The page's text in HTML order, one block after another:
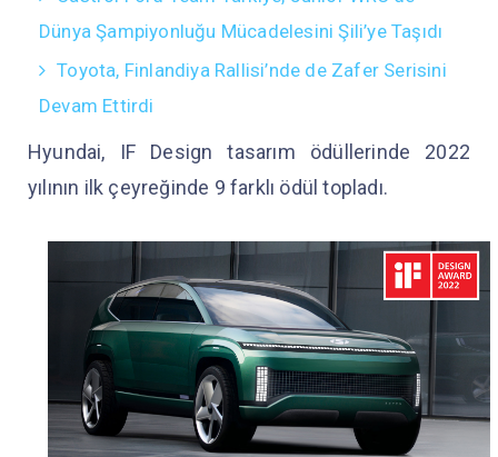
Dünya Şampiyonluğu Mücadelesini Şili’ye Taşıdı
Toyota, Finlandiya Rallisi’nde de Zafer Serisini
Devam Ettirdi
Hyundai, IF Design tasarım ödüllerinde 2022
yılının ilk çeyreğinde 9 farklı ödül topladı.